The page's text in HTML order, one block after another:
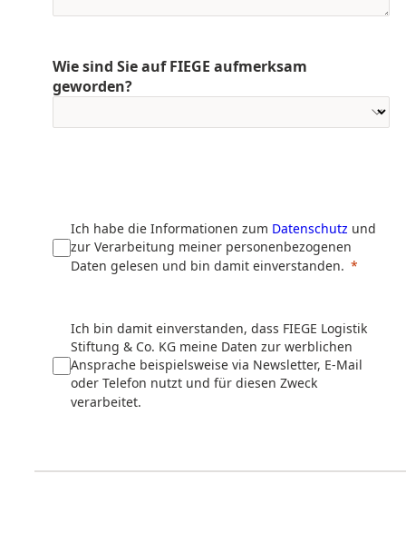
Wie sind Sie auf FIEGE aufmerksam
geworden?
Ich habe die Informationen zum Datenschutz und
zur Verarbeitung meiner personenbezogenen
Daten gelesen und bin damit einverstanden.
Ich bin damit einverstanden, dass FIEGE Logistik
Stiftung & Co. KG meine Daten zur werblichen
Ansprache beispielsweise via Newsletter, E-Mail
oder Telefon nutzt und für diesen Zweck
verarbeitet.